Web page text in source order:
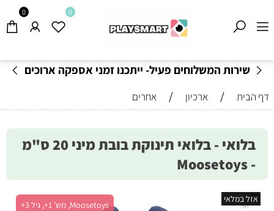
שירות המשלוחים פעיל- ייתכנו זמני אספקה ארוכים
0 0
דף הבית / ארכיון / אחרים
בלואי - בלואי תינוקת בובת מיני 20 ס"מ
- Moosetoys
Moosetoys, מש' 1+, גיל 3+
אזל במלאי